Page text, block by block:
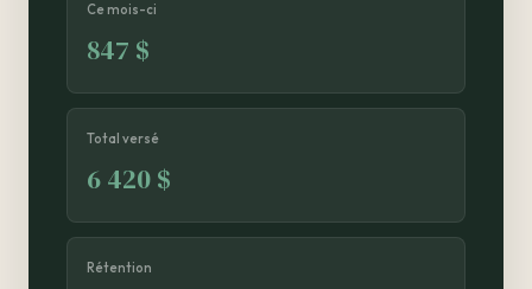
Ce mois-ci
847 $
Total versé
6 420 $
Rétention